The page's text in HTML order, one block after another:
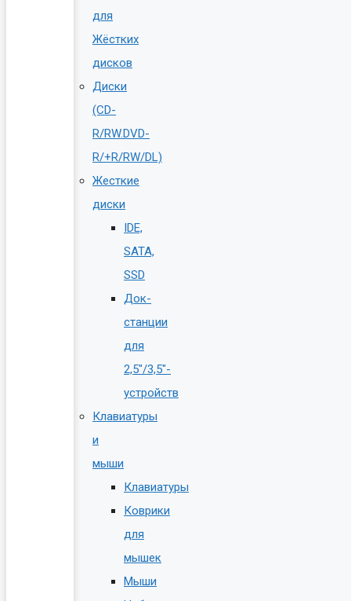
для
Жёстких
дисков
Диски
(CD-
R/RW.DVD-
R/+R/RW/DL)
Жесткие
диски
IDE,
SATA,
SSD
Док-
станции
для
2,5″/3,5″-
устройств
Клавиатуры
и
мыши
Клавиатуры
Коврики
для
мышек
Мыши